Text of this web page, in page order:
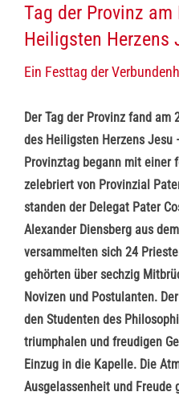
Tag der Provinz
Heiligsten Herzens
Ein Festtag der
Der Tag der Provinz fand
des Heiligsten Herzens Jesu
Provinztag begann mit einer
zelebriert von Provinzial
standen der Delegat Pater
Alexander Diensberg aus
versammelten sich 24
gehörten über sechzig
Novizen und Postulanten.
den Studenten des
triumphalen und freudigen
Einzug in die Kapelle. Die
Ausgelassenheit und Freude